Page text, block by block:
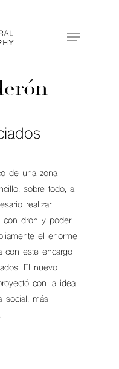
de una zona
sobre todo, a
realizar
con dron y poder
el enorme
con este encargo
El nuevo
con la idea
social, más